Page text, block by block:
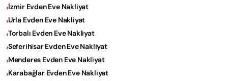
İzmir Evden Eve Nakliyat
Urla Evden Eve Nakliyat
Torbalı Evden Eve Nakliyat
Seferihisar Evden Eve Nakliyat
Menderes Evden Eve Nakliyat
Karabağlar Evden Eve Nakliyat